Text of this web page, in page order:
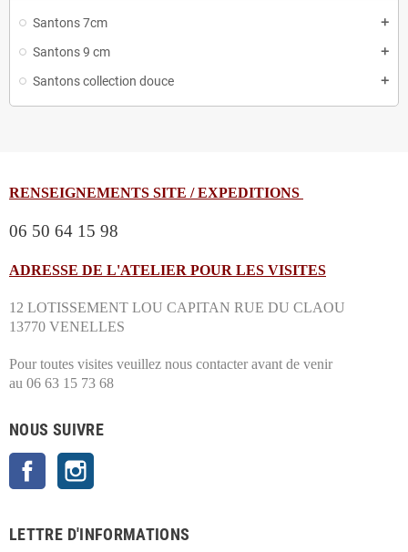
Santons 7cm add
Santons 9 cm add
Santons collection douce add
RENSEIGNEMENTS SITE / EXPEDITIONS
06 50 64 15 98
ADRESSE DE L'ATELIER POUR LES VISITES
12 LOTISSEMENT LOU CAPITAN RUE DU CLAOU
13770 VENELLES
Pour toutes visites veuillez nous contacter avant de venir
au 06 63 15 73 68
NOUS SUIVRE
Facebook
LETTRE D'INFORMATIONS